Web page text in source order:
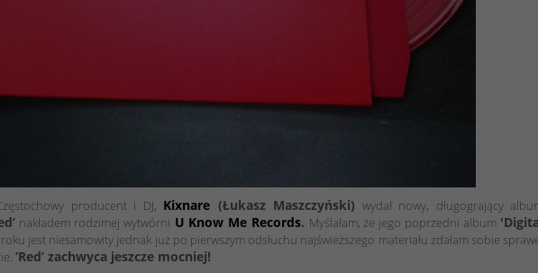
producent i DJ, Kixnare (Łukasz Maszczyński) wydał nowy, długogrający
nakładem rodzimej wytwórni U Know Me Records. Myślałam, że jego poprzedni album
jest niesamowity jednak już po pierwszym odsłuchu najświeższego materiału zdałam sobie
’Red’ zachwyca jeszcze mocniej!